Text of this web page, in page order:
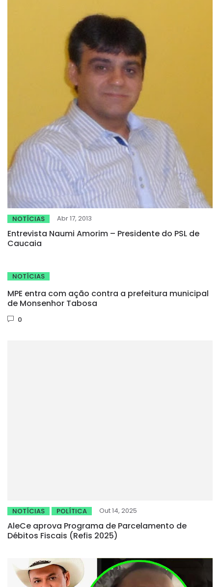
NOTÍCIAS Abr 17, 2013
Entrevista Naumi Amorim – Presidente do PSL de
Caucaia
NOTÍCIAS
MPE entra com ação contra a prefeitura municipal
de Monsenhor Tabosa
0
NOTÍCIAS POLÍTICA Out 14, 2025
AleCe aprova Programa de Parcelamento de
Débitos Fiscais (Refis 2025)